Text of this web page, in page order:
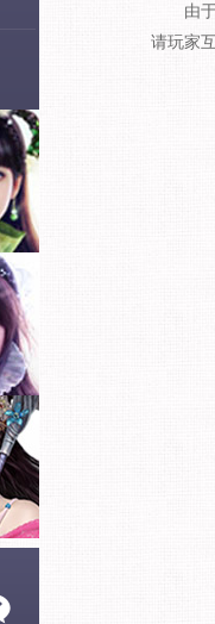
由于
请玩家